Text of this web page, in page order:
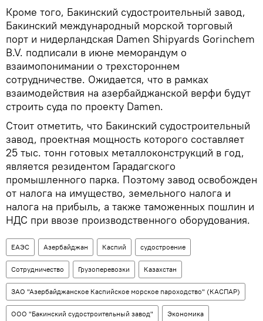
Кроме того, Бакинский судостроительный завод,
Бакинский международный морской торговый
порт и нидерландская Damen Shipyards Gorinchem
B.V. подписали в июне меморандум о
взаимопонимании о трехстороннем
сотрудничестве. Ожидается, что в рамках
взаимодействия на азербайджанской верфи будут
строить суда по проекту Damen.
Стоит отметить, что Бакинский судостроительный
завод, проектная мощность которого составляет
25 тыс. тонн готовых металлоконструкций в год,
является резидентом Гарадагского
промышленного парка. Поэтому завод освобожден
от налога на имущество, земельного налога и
налога на прибыль, а также таможенных пошлин и
НДС при ввозе производственного оборудования.
ЕАЭС Азербайджан Каспий судостроение
Сотрудничество Грузоперевозки Казахстан
ЗАО "Азербайджанское Каспийское морское пароходство" (КАСПАР)
ООО "Бакинский судостроительный завод" Экономика